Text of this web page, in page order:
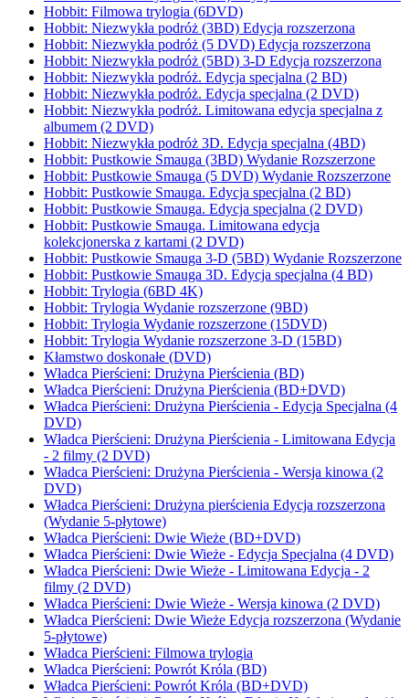
Hobbit: Filmowa trylogia (6DVD)
Hobbit: Niezwykła podróż (3BD) Edycja rozszerzona
Hobbit: Niezwykła podróż (5 DVD) Edycja rozszerzona
Hobbit: Niezwykła podróż (5BD) 3-D Edycja rozszerzona
Hobbit: Niezwykła podróż. Edycja specjalna (2 BD)
Hobbit: Niezwykła podróż. Edycja specjalna (2 DVD)
Hobbit: Niezwykła podróż. Limitowana edycja specjalna z
albumem (2 DVD)
Hobbit: Niezwykła podróż 3D. Edycja specjalna (4BD)
Hobbit: Pustkowie Smauga (3BD) Wydanie Rozszerzone
Hobbit: Pustkowie Smauga (5 DVD) Wydanie Rozszerzone
Hobbit: Pustkowie Smauga. Edycja specjalna (2 BD)
Hobbit: Pustkowie Smauga. Edycja specjalna (2 DVD)
Hobbit: Pustkowie Smauga. Limitowana edycja
kolekcjonerska z kartami (2 DVD)
Hobbit: Pustkowie Smauga 3-D (5BD) Wydanie Rozszerzone
Hobbit: Pustkowie Smauga 3D. Edycja specjalna (4 BD)
Hobbit: Trylogia (6BD 4K)
Hobbit: Trylogia Wydanie rozszerzone (9BD)
Hobbit: Trylogia Wydanie rozszerzone (15DVD)
Hobbit: Trylogia Wydanie rozszerzone 3-D (15BD)
Kłamstwo doskonałe (DVD)
Władca Pierścieni: Drużyna Pierścienia (BD)
Władca Pierścieni: Drużyna Pierścienia (BD+DVD)
Władca Pierścieni: Drużyna Pierścienia - Edycja Specjalna (4
DVD)
Władca Pierścieni: Drużyna Pierścienia - Limitowana Edycja
- 2 filmy (2 DVD)
Władca Pierścieni: Drużyna Pierścienia - Wersja kinowa (2
DVD)
Władca Pierścieni: Drużyna pierścienia Edycja rozszerzona
(Wydanie 5-płytowe)
Władca Pierścieni: Dwie Wieże (BD+DVD)
Władca Pierścieni: Dwie Wieże - Edycja Specjalna (4 DVD)
Władca Pierścieni: Dwie Wieże - Limitowana Edycja - 2
filmy (2 DVD)
Władca Pierścieni: Dwie Wieże - Wersja kinowa (2 DVD)
Władca Pierścieni: Dwie Wieże Edycja rozszerzona (Wydanie
5-płytowe)
Władca Pierścieni: Filmowa trylogia
Władca Pierścieni: Powrót Króla (BD)
Władca Pierścieni: Powrót Króla (BD+DVD)